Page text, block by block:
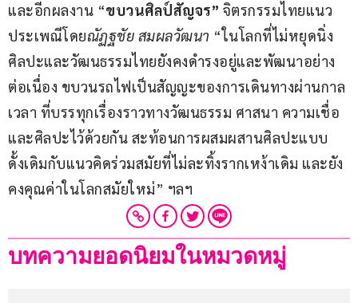
และอีกผลงาน “ขบวนศิลป์สัญจร” จิตรกรรมไทยแนว
ประเพณีโดยณัฏฐชัย สมผลวัฒนา “ในโลกที่ไม่หยุดนิ่ง
ศิลปะและวัฒนธรรมไทยยังคงดำรงอยู่และพัฒนาอย่าง
ต่อเนื่อง ขบวนรถไฟเป็นสัญญะของการเดินทางผ่านกาล
เวลา ที่บรรทุกเรื่องราวทางวัฒนธรรม ศาสนา ความเชื่อ
และศิลปะไว้ด้วยกัน สะท้อนการผสมผสานศิลปะแบบ
ดั้งเดิมกับแนวคิดร่วมสมัยที่ไม่ละทิ้งรากเหง้าเดิม และยัง
คงคุณค่าในโลกสมัยใหม่” ฯลฯ
บทความยอดนิยมในหมวดหมู่